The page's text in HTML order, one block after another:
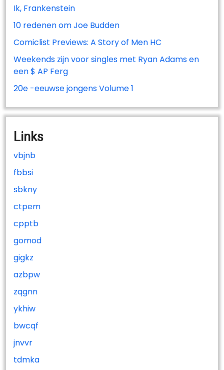
Ik, Frankenstein
10 redenen om Joe Budden
Comiclist Previews: A Story of Men HC
Weekends zijn voor singles met Ryan Adams en
een $ AP Ferg
20e -eeuwse jongens Volume 1
Links
vbjnb
fbbsi
sbkny
ctpem
cpptb
gomod
gigkz
azbpw
zqgnn
ykhiw
bwcqf
jnvvr
tdmka